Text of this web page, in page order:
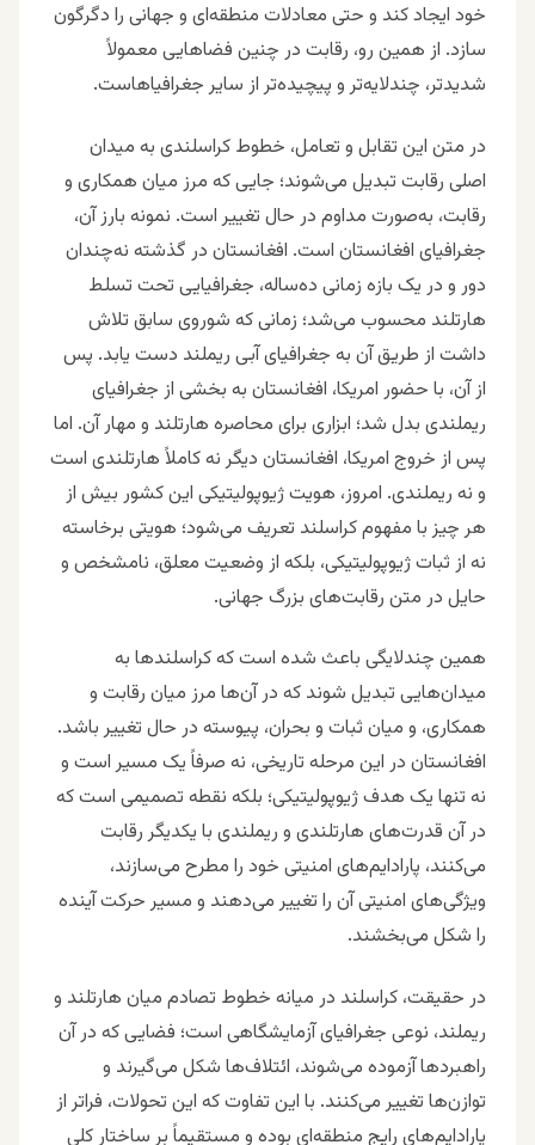
خود ایجاد کند و حتی معادلات منطقه‌ای و جهانی را دگرگون
سازد. از همین رو، رقابت در چنین فضاهایی معمولاً
شدیدتر، چندلایه‌تر و پیچیده‌تر از سایر جغرافیاهاست.
در متن این تقابل و تعامل، خطوط کراسلندی به میدان
اصلی رقابت تبدیل می‌شوند؛ جایی که مرز میان همکاری و
رقابت، به‌صورت مداوم در حال تغییر است. نمونه بارز آن،
جغرافیای افغانستان است. افغانستان در گذشته نه‌چندان
دور و در یک بازه زمانی ده‌ساله، جغرافیایی تحت تسلط
هارتلند محسوب می‌شد؛ زمانی که شوروی سابق تلاش
داشت از طریق آن به جغرافیای آبی ریملند دست یابد. پس
از آن، با حضور امریکا، افغانستان به بخشی از جغرافیای
ریملندی بدل شد؛ ابزاری برای محاصره هارتلند و مهار آن. اما
پس از خروج امریکا، افغانستان دیگر نه کاملاً هارتلندی است
و نه ریملندی. امروز، هویت ژیوپولیتیکی این کشور بیش از
هر چیز با مفهوم کراسلند تعریف می‌شود؛ هویتی برخاسته
نه از ثبات ژیوپولیتیکی، بلکه از وضعیت معلق، نامشخص و
حایل در متن رقابت‌های بزرگ جهانی.
همین چندلایگی باعث شده است که کراسلندها به
میدان‌هایی تبدیل شوند که در آن‌ها مرز میان رقابت و
همکاری، و میان ثبات و بحران، پیوسته در حال تغییر باشد.
افغانستان در این مرحله تاریخی، نه صرفاً یک مسیر است و
نه تنها یک هدف ژیوپولیتیکی؛ بلکه نقطه تصمیمی است که
در آن قدرت‌های هارتلندی و ریملندی با یکدیگر رقابت
می‌کنند، پارادایم‌های امنیتی خود را مطرح می‌سازند،
ویژگی‌های امنیتی آن را تغییر می‌دهند و مسیر حرکت آینده
را شکل می‌بخشند.
در حقیقت، کراسلند در میانه خطوط تصادم میان هارتلند و
ریملند، نوعی جغرافیای آزمایشگاهی است؛ فضایی که در آن
راهبردها آزموده می‌شوند، ائتلاف‌ها شکل می‌گیرند و
توازن‌ها تغییر می‌کنند. با این تفاوت که این تحولات، فراتر از
پارادایم‌های رایج منطقه‌ای بوده و مستقیماً بر ساختار کلی